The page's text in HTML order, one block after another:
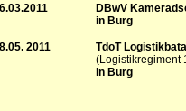
DBwV
in Burg
2011
TdoT
(Logistikregiment
in Burg